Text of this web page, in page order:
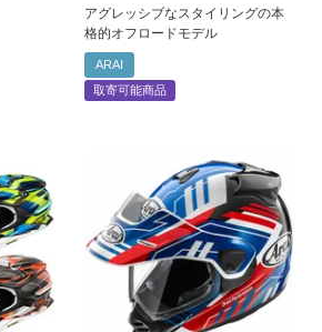
アグレッシブなスタイリングの本
格的オフロードモデル
ARAI
取寄可能商品